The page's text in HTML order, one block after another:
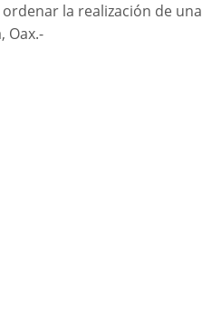
la realización de una
Oax.-